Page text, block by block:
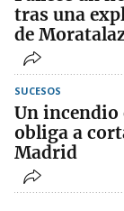
tras una
de
SUCESOS
Un incendio
obliga a
Madrid